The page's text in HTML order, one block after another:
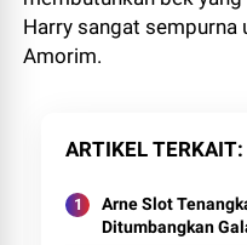
Harry sangat sempurna
Amorim.
ARTIKEL TERKAIT
Arne Slot
Ditumbangkan